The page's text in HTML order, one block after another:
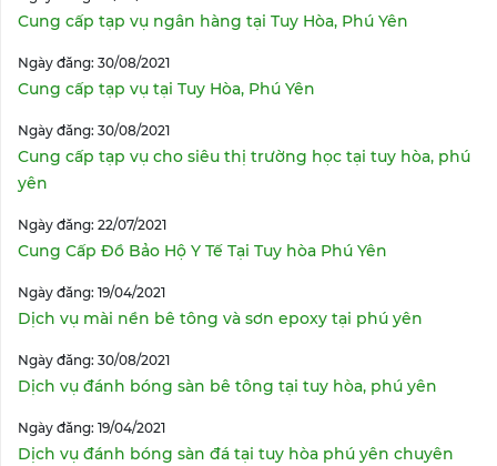
Cung cấp tạp vụ ngân hàng tại Tuy Hòa, Phú Yên
Ngày đăng: 30/08/2021
Cung cấp tạp vụ tại Tuy Hòa, Phú Yên
Ngày đăng: 30/08/2021
Cung cấp tạp vụ cho siêu thị trường học tại tuy hòa, phú
yên
Ngày đăng: 22/07/2021
Cung Cấp Đồ Bảo Hộ Y Tế Tại Tuy hòa Phú Yên
Ngày đăng: 19/04/2021
Dịch vụ mài nền bê tông và sơn epoxy tại phú yên
Ngày đăng: 30/08/2021
Dịch vụ đánh bóng sàn bê tông tại tuy hòa, phú yên
Ngày đăng: 19/04/2021
Dịch vụ đánh bóng sàn đá tại tuy hòa phú yên chuyên